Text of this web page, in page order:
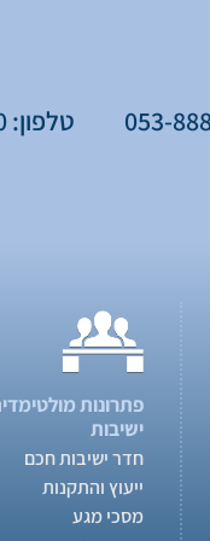
טלפון: 077-776-75-60
פתרונות
ישיבות
חדר ישיבות חכם
ייעוץ והתקנות
מסכי מגע